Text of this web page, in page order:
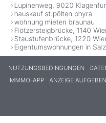
Lupinenweg, 9020
hauskauf st.pölten phyra
wohnung mieten braunau
Flötzersteigbrücke, 1140
Staustufenbrücke, 1220
Eigentumswohnungen in
NUTZUNGSBEDINGUNGEN
IMMMO-APP
ANZEIGE AUFGEBEN